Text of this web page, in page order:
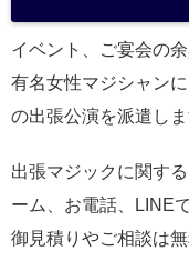
イベント、ご宴会の
有名女性マジシャン
の出張公演を派遣しま
出張マジックに関す
ーム、お電話、LINE
御見積りやご相談は無